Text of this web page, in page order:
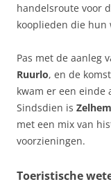
handelsroute voor
kooplieden die hun
Pas met de aanleg
Ruurlo, en de
kwam er een einde
Sindsdien is Zelhem
met een mix van
voorzieningen.
Toeristische